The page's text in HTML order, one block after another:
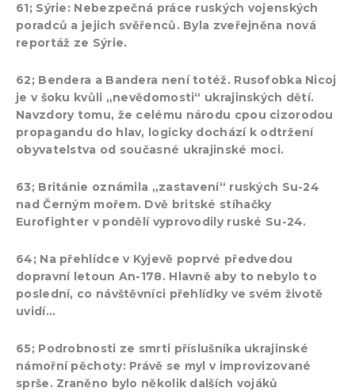
61; Sýrie: Nebezpečná práce ruských vojenských
poradců a jejich svěřenců. Byla zveřejněna nová
reportáž ze Sýrie.
62; Bendera a Bandera není totéž. Rusofobka Nicoj
je v šoku kvůli „nevědomosti“ ukrajinských dětí.
Navzdory tomu, že celému národu cpou cizorodou
propagandu do hlav, logicky dochází k odtržení
obyvatelstva od současné ukrajinské moci.
63; Británie oznámila „zastavení“ ruských Su-24
nad Černým mořem. Dvě britské stíhačky
Eurofighter v pondělí vyprovodily ruské Su-24.
64; Na přehlídce v Kyjevě poprvé předvedou
dopravní letoun An-178. Hlavně aby to nebylo to
poslední, co návštěvníci přehlídky ve svém životě
uvidí…
65; Podrobnosti ze smrti příslušníka ukrajinské
námořní pěchoty: Právě se myl v improvizované
sprše. Zraněno bylo několik dalších vojáků